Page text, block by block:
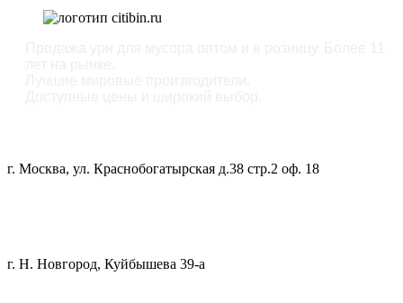
г. Москва, ул. Краснобогатырская д.38 стр.2 оф. 18
г. Н. Новгород, Куйбышева 39-а